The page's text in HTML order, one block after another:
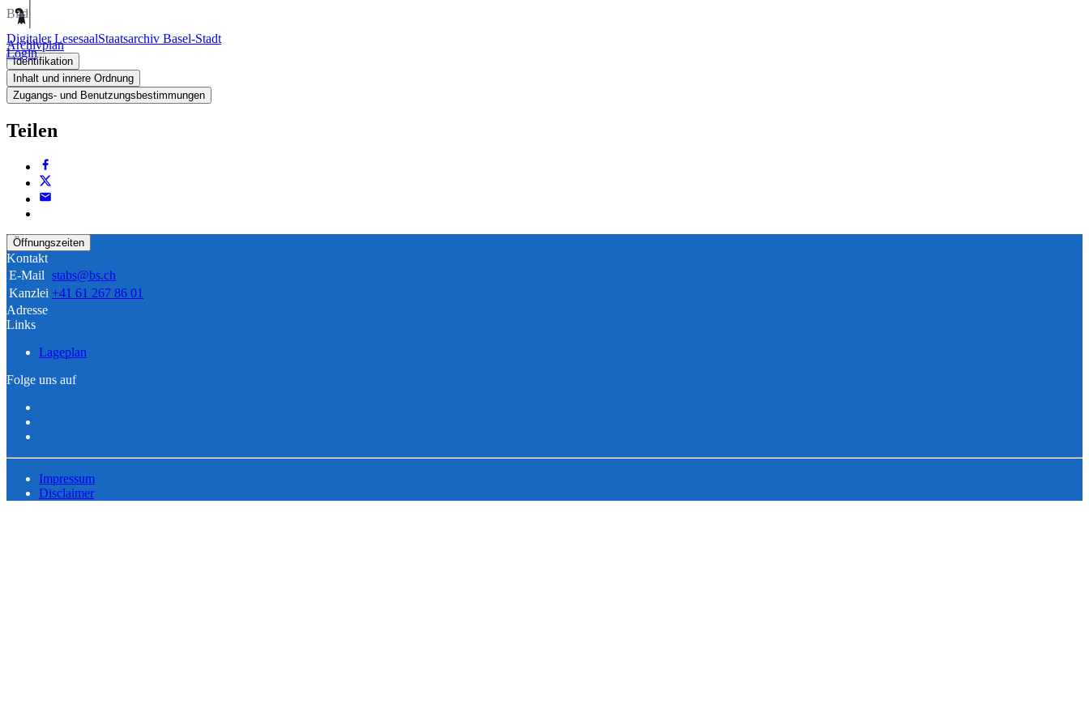
Digitaler LesesaalStaatsarchiv Basel-Stadt
Login
Bild
Archivplan
Identifikation
Inhalt und innere Ordnung
Zugangs- und Benutzungsbestimmungen
Teilen
Öffnungszeiten
Kontakt
E-Mail stabs@bs.ch
Kanzlei +41 61 267 86 01
Adresse
Links
Lageplan
Folge uns auf
Impressum
Disclaimer